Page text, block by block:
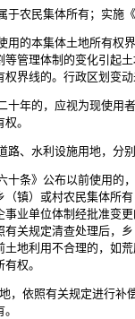
民集体所有；实施
本集体土地所有权
管理体制的变化引起
界线的。行政区划变
的，应视为现使用
。
水利设施用地，分别
》公布以前使用的
镇）或村农民集体所
业单位体制经批准
关规定清查处理后，
地利用不合理的，如
权。
依照有关规定进行补